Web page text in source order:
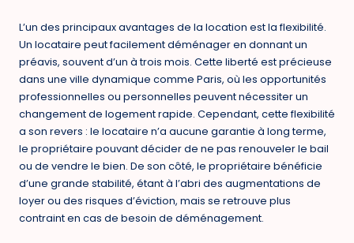
L’un des principaux avantages de la location est la flexibilité.
Un locataire peut facilement déménager en donnant un
préavis, souvent d’un à trois mois. Cette liberté est précieuse
dans une ville dynamique comme Paris, où les opportunités
professionnelles ou personnelles peuvent nécessiter un
changement de logement rapide. Cependant, cette flexibilité
a son revers : le locataire n’a aucune garantie à long terme,
le propriétaire pouvant décider de ne pas renouveler le bail
ou de vendre le bien. De son côté, le propriétaire bénéficie
d’une grande stabilité, étant à l’abri des augmentations de
loyer ou des risques d’éviction, mais se retrouve plus
contraint en cas de besoin de déménagement.